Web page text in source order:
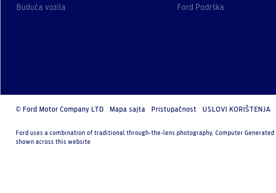
Buduća vozila
Ford Podrška
© Ford Motor Company LTD Mapa sajta Pristupačnost USLOVI KORIŠTENJA
Ford uses a combination of traditional through-the-lens photography, Computer
shown across this website